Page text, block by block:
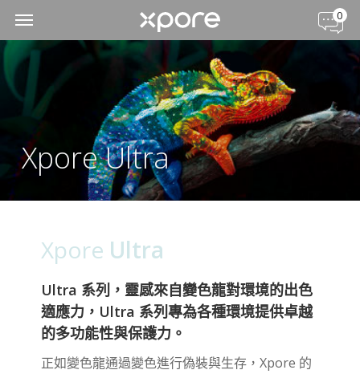
0
Xpore Ultra
Xpore Ultra
Ultra 系列，靈感來自變色龍對環境的出色
適應力，Ultra 系列專為各種環境提供卓越
的多功能性與保護力。
正如變色龍通過變色進行偽裝與生存，Xpore 的